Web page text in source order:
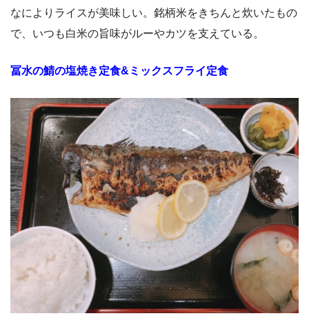
なによりライスが美味しい。銘柄米をきちんと炊いたもの
で、いつも白米の旨味がルーやカツを支えている。
冨水の鯖の塩焼き定食& ミックスフライ定食